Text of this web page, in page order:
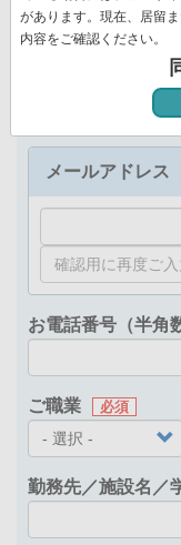
お名前（全角カ
（カ
お名前
メールアドレス
お電話番号（半角
ご職業
勤務先／施設名／
があります。現在、居留
内容をご確認ください。